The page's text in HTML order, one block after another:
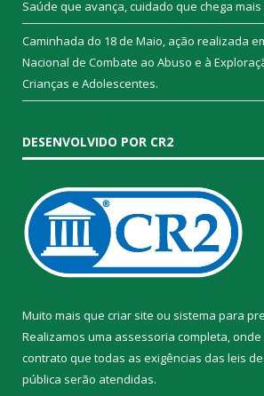
Saúde que avança, cuidado que chega
Caminhada do 18 de Maio, ação realizada
Nacional de Combate ao Abuso e à
Crianças e Adolescentes.
DESENVOLVIDO POR CR2
Muito mais que criar site ou sistema para
Realizamos uma assessoria completa,
contrato que todas as exigências das leis
pública serão atendidas.